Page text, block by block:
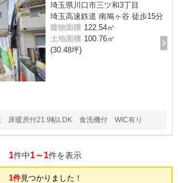
埼玉県川口市三ツ和3丁目
埼玉高速鉄道 南鳩ヶ谷 徒歩15分
建物面積 122.54㎡
土地面積 100.76㎡
(30.48坪)
床暖房付21.9帖LDK 食洗機付 WIC有り
1件中1～1件を表示
1件見つかりました！